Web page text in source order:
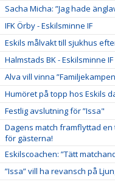
Sacha Micha: ”Jag hade
IFK Örby - Eskilsminne IF
Eskils målvakt till sjukhus
Halmstads BK - Eskilsminne IF
Alva vill vinna
Humöret på topp hos Eskils
Festlig avslutning för ”Issa"
Dagens match framflyttad
för gästerna!
Eskilscoachen: ”Tätt
”Issa” vill ha revansch på